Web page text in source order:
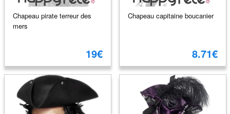
Chapeau pirate terreur des
mers
19€
Chapeau capitaine boucanier
8.71€